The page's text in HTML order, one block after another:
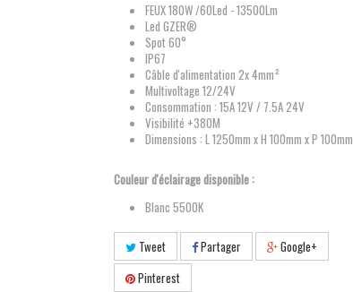
FEUX 180W /60Led - 13500Lm
Led GZER®
Spot 60°
IP67
Câble d'alimentation 2x 4mm²
Multivoltage 12/24V
Consommation : 15A 12V / 7.5A 24V
Visibilité +380M
Dimensions : L 1250mm x H 100mm x P 100mm
Couleur d'éclairage disponible :
Blanc 5500K
Tweet Partager
Google+
Pinterest